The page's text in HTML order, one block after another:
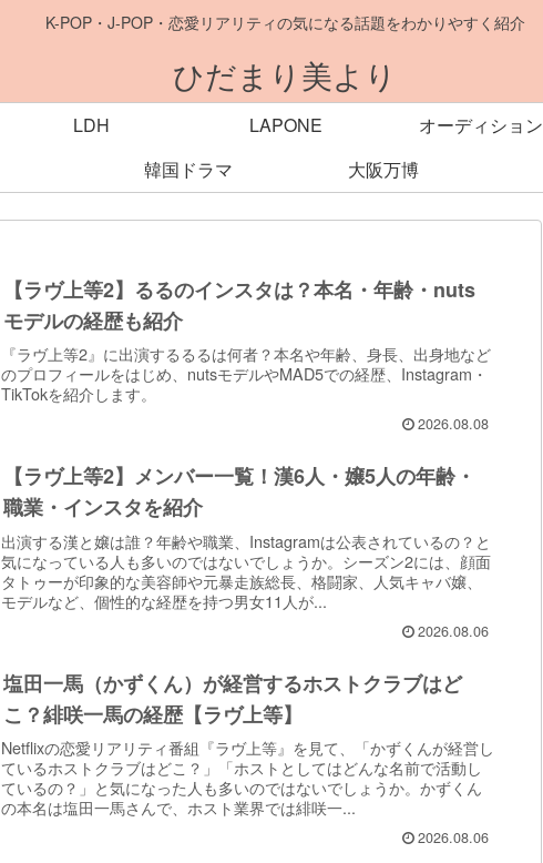
K-POP・J-POP・恋愛リアリティの気になる話題をわかりやすく紹介
ひだまり美より
LDH LAPONE オーディション
韓国ドラマ
大阪万博
【ラヴ上等2】るるのインスタは？本名・年齢・nuts
モデルの経歴も紹介
『ラヴ上等2』に出演するるるは何者？本名や年齢、身長、出身地など
のプロフィールをはじめ、nutsモデルやMAD5での経歴、Instagram・
TikTokを紹介します。
2026.08.08
【ラヴ上等2】メンバー一覧！漢6人・嬢5人の年齢・
職業・インスタを紹介
出演する漢と嬢は誰？年齢や職業、Instagramは公表されているの？と
気になっている人も多いのではないでしょうか。シーズン2には、顔面
タトゥーが印象的な美容師や元暴走族総長、格闘家、人気キャバ嬢、
モデルなど、個性的な経歴を持つ男女11人が...
2026.08.06
塩田一馬（かずくん）が経営するホストクラブはど
こ？緋咲一馬の経歴【ラヴ上等】
Netflixの恋愛リアリティ番組『ラヴ上等』を見て、「かずくんが経営し
ているホストクラブはどこ？」「ホストとしてはどんな名前で活動し
ているの？」と気になった人も多いのではないでしょうか。かずくん
の本名は塩田一馬さんで、ホスト業界では緋咲一...
2026.08.06